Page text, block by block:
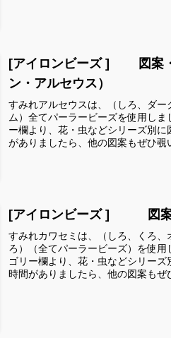
[アイロンビーズ ] 図案・
ン・アルセウス）
すみれアルセウスは、（しろ、ダ
ム）全てパーラービーズを使用し
ー欄より、花・虫などシリーズ別
がありましたら、他の図案もぜひ覗
[アイロンビーズ ] 図案
すみれカワセミは、（しろ、くろ
ろ）（全てパーラービーズ）を使
ゴリー欄より、花・虫などシリー
時間がありましたら、他の図案もぜ